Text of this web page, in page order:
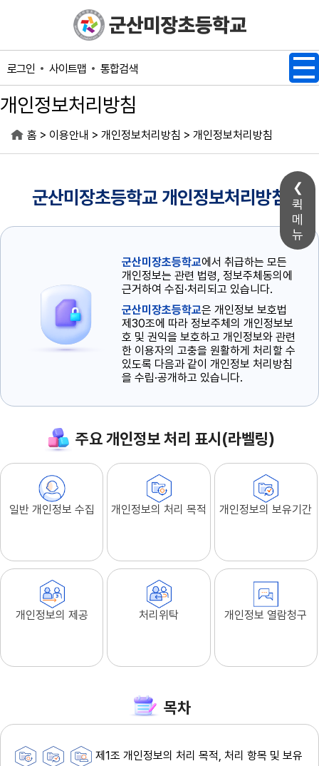
퀵
메
뉴
로그인 사이트맵 통합검색
개인정보처리방침
홈 > 이용안내 > 개인정보처리방침 > 개인정보처리방침
군산미장초등학교 개인정보처리방침
군산미장초등학교에서 취급하는 모든
개인정보는 관련 법령, 정보주체동의에
근거하여 수집·처리되고 있습니다.
군산미장초등학교은 개인정보 보호법
제30조에 따라 정보주체의 개인정보보
호 및 권익을 보호하고 개인정보와 관련
한 이용자의 고충을 원활하게 처리할 수
있도록 다음과 같이 개인정보 처리방침
을 수립·공개하고 있습니다.
주요 개인정보 처리 표시(라벨링)
일반 개인정보 수집 개인정보의 처리 목적 개인정보의 보유기간
개인정보의 제공 처리위탁 개인정보 열람청구
목차
제1조 개인정보의 처리 목적, 처리 항목 및 보유